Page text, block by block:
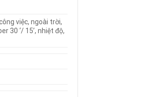
việc, ngoài trời,
30 ‘/ 15’, nhiệt độ,